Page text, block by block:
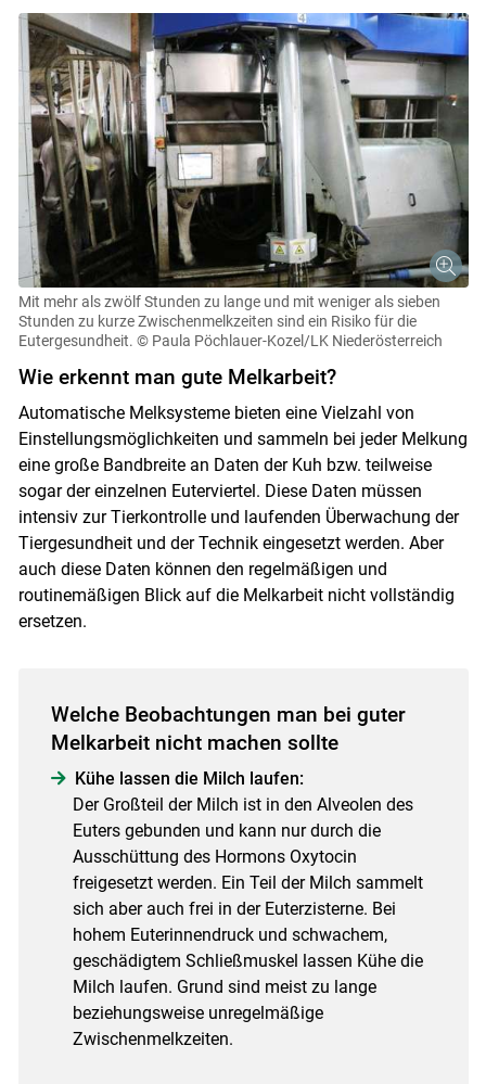
Skip to main content
Mit mehr als zwölf Stunden zu lange und mit weniger als sieben
Stunden zu kurze Zwischenmelkzeiten sind ein Risiko für die
Eutergesundheit. © Paula Pöchlauer-Kozel/LK Niederösterreich
Wie erkennt man gute Melkarbeit?
Automatische Melksysteme bieten eine Vielzahl von
Einstellungsmöglichkeiten und sammeln bei jeder Melkung
eine große Bandbreite an Daten der Kuh bzw. teilweise
sogar der einzelnen Euterviertel. Diese Daten müssen
intensiv zur Tierkontrolle und laufenden Überwachung der
Tiergesundheit und der Technik eingesetzt werden. Aber
auch diese Daten können den regelmäßigen und
routinemäßigen Blick auf die Melkarbeit nicht vollständig
ersetzen.
Welche Beobachtungen man bei guter
Melkarbeit nicht machen sollte
Kühe lassen die Milch laufen:
Der Großteil der Milch ist in den Alveolen des
Euters gebunden und kann nur durch die
Ausschüttung des Hormons Oxytocin
freigesetzt werden. Ein Teil der Milch sammelt
sich aber auch frei in der Euterzisterne. Bei
hohem Euterinnendruck und schwachem,
geschädigtem Schließmuskel lassen Kühe die
Milch laufen. Grund sind meist zu lange
beziehungsweise unregelmäßige
Zwischenmelkzeiten.